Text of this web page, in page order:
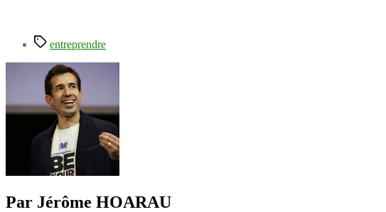
Étiquettes
entreprendre
Par Jérôme HOARAU